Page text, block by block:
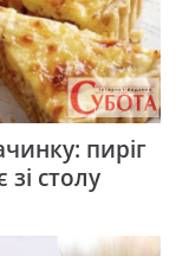
пиріг
столу